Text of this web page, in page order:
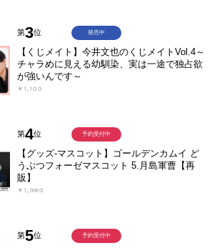
第3位
【くじメイト】今井文也のくじメイトVol.4～
チャラめに見える幼馴染、実は一途で独占欲
が強いんです～
￥1,100
発売中
第4位
【グッズ-マスコット】ゴールデンカムイ ど
うぶつフォーゼマスコット 5.月島軍曹【再
販】
￥1,980
予約受付中
第5位 予約受付中